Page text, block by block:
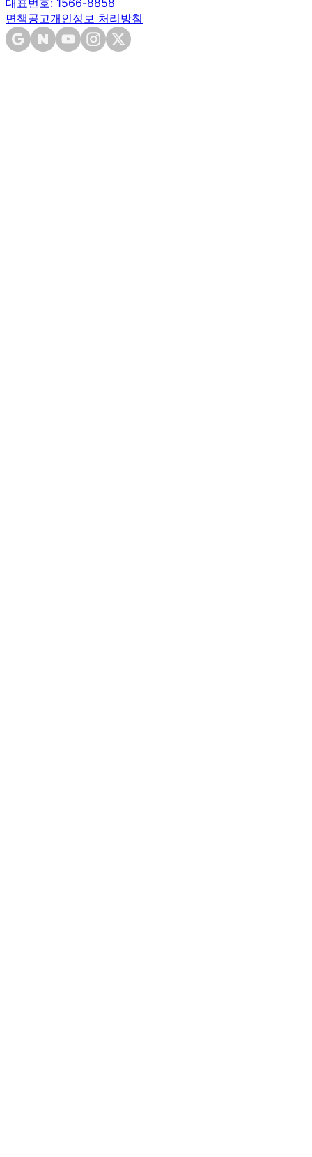
대표번호: 1566-8858
면책공고개인정보 처리방침